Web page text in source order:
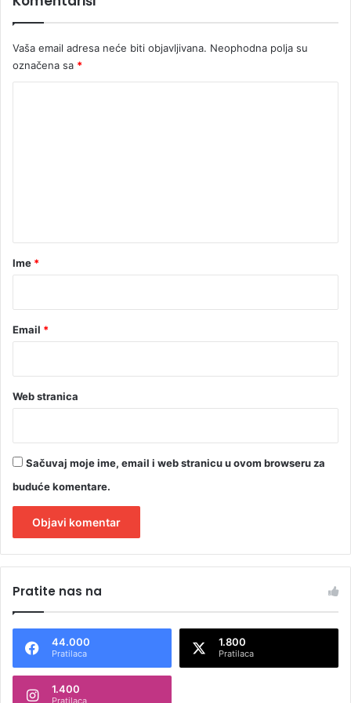
k
a
Vaša email adresa neće biti objavljivana. Neophodna polja su
označena sa *
rIme *
Email *
Web stranica
Sačuvaj moje ime, email i web stranicu u ovom browseru za
buduće komentare.
t
n
Pratite nas na
44.000
Pratilaca
1.800
Pratilaca
1.400
Pratilaca